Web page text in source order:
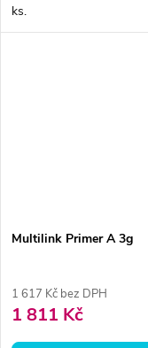
ks.
Multilink Primer A 3g
1 617 Kč bez DPH
1 811 Kč